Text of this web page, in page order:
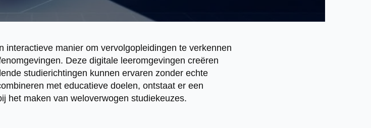
interactieve manier om vervolgopleidingen te verkennen
Deze digitale leeromgevingen creëren
studierichtingen kunnen ervaren zonder echte
met educatieve doelen, ontstaat er een
het maken van weloverwogen studiekeuzes.